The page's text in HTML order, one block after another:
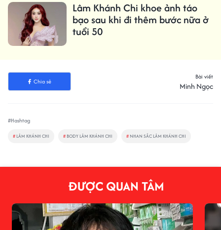
Lâm Khánh Chi khoe ảnh táo
bạo sau khi đi thêm bước nữa ở
tuổi 50
Chia sẻ
Bài viết
Minh Ngọc
#Hashtag
# LÂM KHÁNH CHI # BODY LÂM KHÁNH CHI # NHAN SẮC LÂM KHÁNH CHI
ĐƯỢC QUAN TÂM